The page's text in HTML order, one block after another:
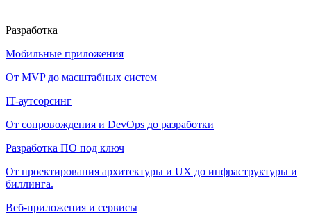
Разработка
Мобильные приложения
От MVP до масштабных систем
IT-аутсорсинг
От сопровождения и DevOps до разработки
Разработка ПО под ключ
От проектирования архитектуры и UX до инфраструктуры и
биллинга.
Веб-приложения и сервисы